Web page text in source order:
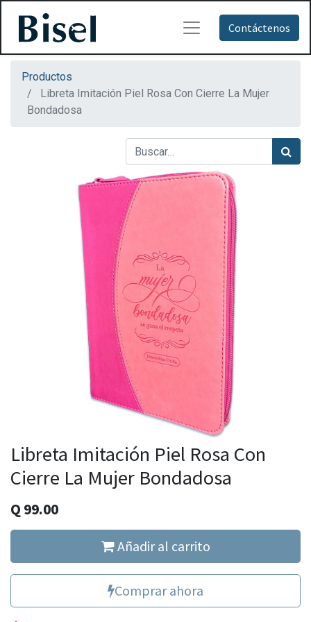
Contáctenos
Productos
Libreta Imitación Piel Rosa Con Cierre La Mujer
Bondadosa
Libreta Imitación Piel Rosa Con
Cierre La Mujer Bondadosa
Q 99.00
Añadir al carrito
Comprar ahora